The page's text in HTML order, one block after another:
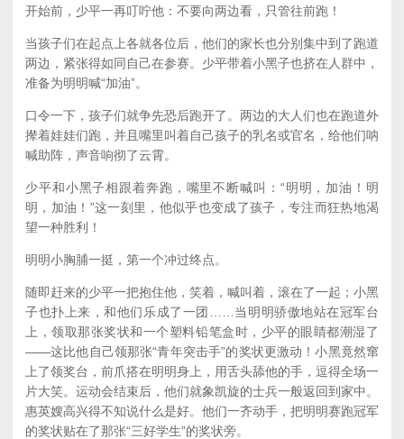
开始前，少平一再叮咛他：不要向两边看，只管往前跑！
当孩子们在起点上各就各位后，他们的家长也分别集中到了跑道
两边，紧张得如同自己在参赛。少平带着小黑子也挤在人群中，
准备为明明喊“加油”。
口令一下，孩子们就争先恐后跑开了。两边的大人们也在跑道外
撵着娃娃们跑，并且嘴里叫着自己孩子的乳名或官名，给他们呐
喊助阵，声音响彻了云霄。
少平和小黑子相跟着奔跑，嘴里不断喊叫：“明明，加油！明
明，加油！”这一刻里，他似乎也变成了孩子，专注而狂热地渴
望一种胜利！
明明小胸脯一挺，第一个冲过终点。
随即赶来的少平一把抱住他，笑着，喊叫着，滚在了一起；小黑
子也扑上来，和他们乐成了一团……当明明骄傲地站在冠军台
上，领取那张奖状和一个塑料铅笔盒时，少平的眼睛都潮湿了
——这比他自己领那张“青年突击手”的奖状更激动！小黑竟然窜
上了领奖台，前爪搭在明明身上，用舌头舔他的手，逗得全场一
片大笑。运动会结束后，他们就象凯旋的士兵一般返回到家中。
惠英嫂高兴得不知说什么是好。他们一齐动手，把明明赛跑冠军
的奖状贴在了那张“三好学生”的奖状旁。